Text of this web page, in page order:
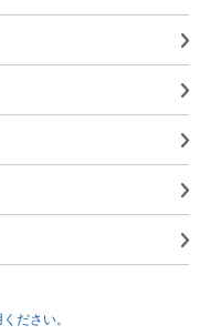
ださい。